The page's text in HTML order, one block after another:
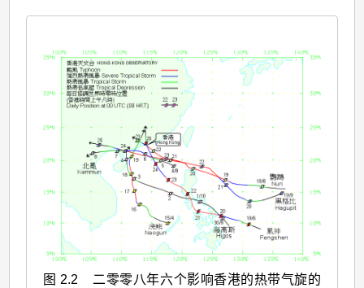
图 2.2 二零零八年六个影响香港的热带气旋的